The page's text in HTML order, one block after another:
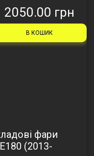
2050.00 грн
В КОШИК
фари
(2013-